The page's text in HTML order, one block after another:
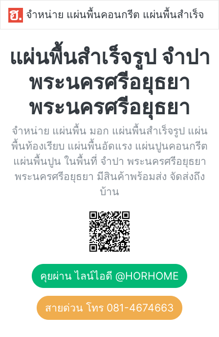
จำหน่าย แผ่นพื้นคอนกรีต แผ่นพื้นสำเร็จ
แผ่นพื้นสำเร็จรูป จำปา
พระนครศรีอยุธยา
พระนครศรีอยุธยา
จำหน่าย แผ่นพื้น มอก แผ่นพื้นสำเร็จรูป แผ่น
พื้นท้องเรียบ แผ่นพื้นอัดแรง แผ่นปูนคอนกรีต
แผ่นพื้นปูน ในพื้นที่ จำปา พระนครศรีอยุธยา
พระนครศรีอยุธยา มีสินค้าพร้อมส่ง จัดส่งถึง
บ้าน
คุยผ่าน ไลน์ไอดี @HORHOME
สายด่วน โทร 081-4674663